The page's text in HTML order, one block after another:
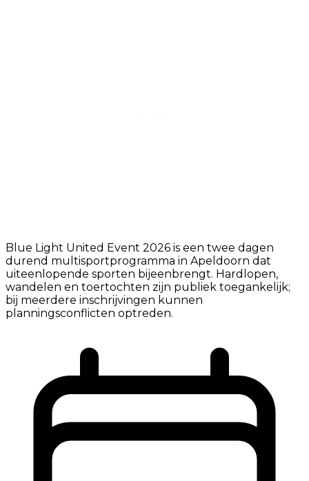
Blue Light United Event 2026 is een twee dagen
durend multisportprogramma in Apeldoorn dat
uiteenlopende sporten bijeenbrengt. Hardlopen,
wandelen en toertochten zijn publiek toegankelijk;
bij meerdere inschrijvingen kunnen
planningsconflicten optreden.